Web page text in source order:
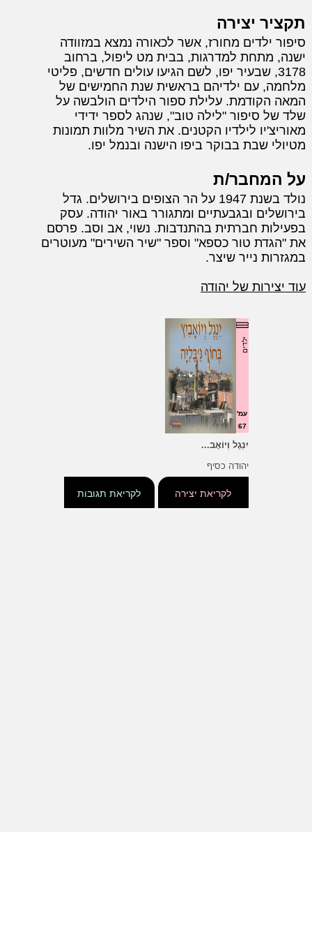
תקציר יצירה
סיפור ילדים מחורז, אשר לכאורה נמצא במזוודה
ישנה, מתחת למדרגות, בבית מט ליפול, ברחוב
3178, שבעיר יפו, לשם הגיעו עולים חדשים, פליטי
מלחמה, עם ילדיהם בראשית שנת החמישים של
המאה הקודמת. עלילת ספור הילדים הולבשה על
שלד של סיפור "לילה טוב", שנהג לספר ידידי
מאוריצ'יו לילדיו הקטנים. את השיר מלוות תמונות
מטיולי שבת בבוקר ביפו הישנה ובנמל יפו.
על המחבר/ת
נולד בשנת 1947 על הר הצופים בירושלים. גדל
בירושלים ובגבעתיים ומתגורר באור יהודה. עסק
בפעילות חברתית בהתנדבות. נשוי, אב וסב. פרסם
את "הגדת טור כספא" וספר "שיר השירים" מעוטרים
במגזרות נייר שיצר.
עוד יצירות של יהודה
ילדים
עמ'
67
יִנְגֶל וְיוֹאָב...
יהודה כסיף
לקריאת תגובות לקריאת יצירה